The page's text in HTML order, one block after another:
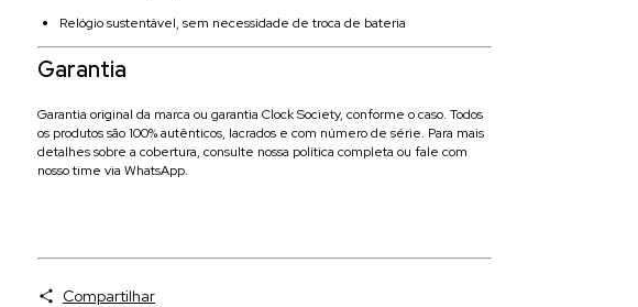
Relógio sustentável, sem necessidade de troca de bateria
Garantia
Garantia original da marca ou garantia Clock Society, conforme o caso. Todos
os produtos são 100% autênticos, lacrados e com número de série. Para mais
detalhes sobre a cobertura, consulte nossa política completa ou fale com
nosso time via WhatsApp.
Compartilhar